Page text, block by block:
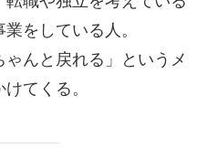
をしている人。
んと戻れる」というメ
てくる。